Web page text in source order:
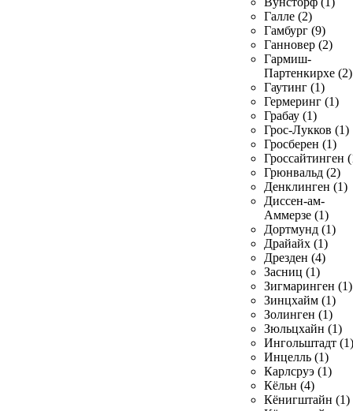
Галле (2)
Гамбург (9)
Ганновер (2)
Гармиш-
Партенкирхе (2)
Гаутинг (1)
Гермеринг (1)
Грабау (1)
Грос-Лукков (1)
Гросберен (1)
Гроссайтинген
Грюнвальд (2)
Денклинген (1)
Диссен-ам-
Аммерзе (1)
Дортмунд (1)
Драйайх (1)
Дрезден (4)
Засниц (1)
Зигмаринген (1)
Зинцхайм (1)
Золинген (1)
Зюльцхайн (1)
Ингольштадт (1)
Инцелль (1)
Карлсруэ (1)
Кёльн (4)
Кёнигштайн (1)